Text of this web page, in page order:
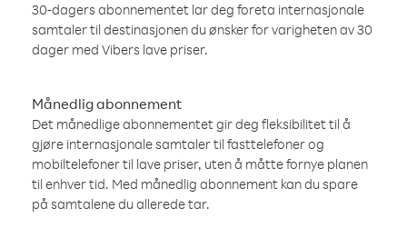
30-dagers abonnementet lar deg foreta internasjonale
samtaler til destinasjonen du ønsker for varigheten av 30
dager med Vibers lave priser.
Månedlig abonnement
Det månedlige abonnementet gir deg fleksibilitet til å
gjøre internasjonale samtaler til fasttelefoner og
mobiltelefoner til lave priser, uten å måtte fornye planen
til enhver tid. Med månedlig abonnement kan du spare
på samtalene du allerede tar.